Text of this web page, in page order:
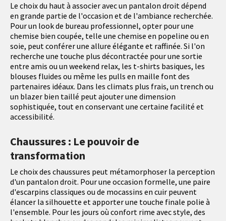
Le choix du haut à associer avec un pantalon droit dépend
en grande partie de l'occasion et de l'ambiance recherchée.
Pour un look de bureau professionnel, opter pour une
chemise bien coupée, telle une chemise en popeline ou en
soie, peut conférer une allure élégante et raffinée. Si l'on
recherche une touche plus décontractée pour une sortie
entre amis ou un weekend relax, les t-shirts basiques, les
blouses fluides ou même les pulls en maille font des
partenaires idéaux. Dans les climats plus frais, un trench ou
un blazer bien taillé peut ajouter une dimension
sophistiquée, tout en conservant une certaine facilité et
accessibilité.
Chaussures : Le pouvoir de
transformation
Le choix des chaussures peut métamorphoser la perception
d'un pantalon droit. Pour une occasion formelle, une paire
d'escarpins classiques ou de mocassins en cuir peuvent
élancer la silhouette et apporter une touche finale polie à
l'ensemble. Pour les jours où confort rime avec style, des